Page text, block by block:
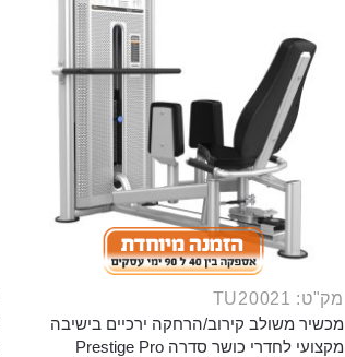
מק"ט: TU20021
מכשיר משולב קירוב/הרחקה ירכיים בישיבה
מקצועי לחדרי כושר סדרה Prestige Pro